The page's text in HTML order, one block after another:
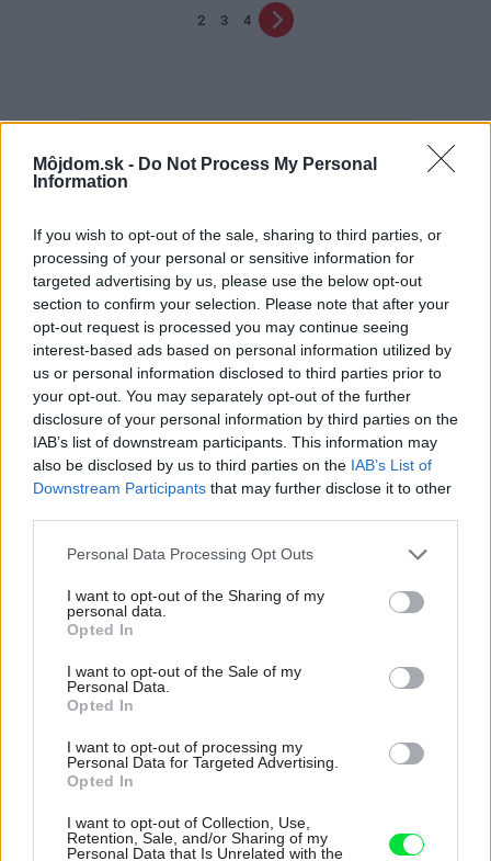
Môjdom.sk - Do Not Process My Personal
Information
If you wish to opt-out of the sale, sharing to third parties, or
processing of your personal or sensitive information for
targeted advertising by us, please use the below opt-out
section to confirm your selection. Please note that after your
opt-out request is processed you may continue seeing
interest-based ads based on personal information utilized by
us or personal information disclosed to third parties prior to
your opt-out. You may separately opt-out of the further
disclosure of your personal information by third parties on the
IAB’s list of downstream participants. This information may
also be disclosed by us to third parties on the IAB’s List of
Downstream Participants that may further disclose it to other
Please note that this website/app uses one or more Google
not limited to your visit or usage behaviour. You may click to
grant or deny consent to Google and its third-party tags to
use your data for below specified purposes in below Google
consent section.
Personal Data Processing Opt Outs
I want to opt-out of the Sharing of my
personal data.
Opted In
I want to opt-out of the Sale of my
Personal Data.
Opted In
I want to opt-out of processing my
Personal Data for Targeted Advertising.
Opted In
I want to opt-out of Collection, Use,
Retention, Sale, and/or Sharing of my
Personal Data that Is Unrelated with the
2 3 4
Najčítanejšie Za týždeň Za mesiac
Deti odrástli, rodičia majú bývanie presne podľa
seba. V novom dome je všetko pre ich život i
návštevy vnúčat
K bytu ladili aj škáry v obklade. Majitelia zbúrali
stereotyp, bývanie vyzerá ako z filmov svojského
režiséra
Kedysi boli veľkým trendom, dnes sa im radšej
zastaralou
Miestni remeselníci vytvorili bývanie, ktoré vyzerá
ako malý raj
majitelia v ňom majú dosť súkromia aj miesto pre
spoločný čas
Inšpirácie
spálňa,textil,sivá